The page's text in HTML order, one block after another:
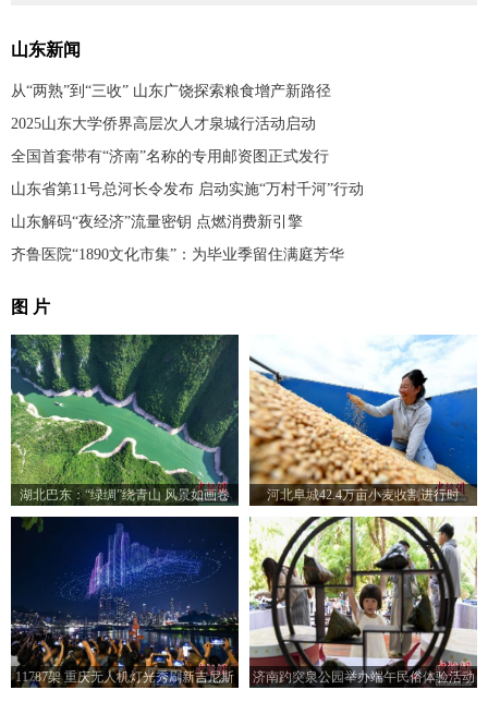
山东新闻
从“两熟”到“三收” 山东广饶探索粮食增产新路径
2025山东大学侨界高层次人才泉城行活动启动
全国首套带有“济南”名称的专用邮资图正式发行
山东省第11号总河长令发布 启动实施“万村千河”行动
山东解码“夜经济”流量密钥 点燃消费新引擎
齐鲁医院“1890文化市集”：为毕业季留住满庭芳华
图 片
湖北巴东：“绿绸”绕青山 风景如画卷 河北阜城42.4万亩小麦收割进行时
11787架 重庆无人机灯光秀刷新吉尼斯
济南趵突泉公园举办端午民俗体验活动